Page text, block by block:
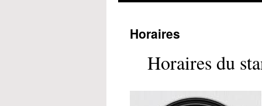
Horaires
Horaires du